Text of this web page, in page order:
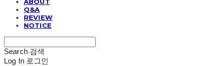
Q&A
REVIEW
NOTICE
Search 검색
Log In 로그인